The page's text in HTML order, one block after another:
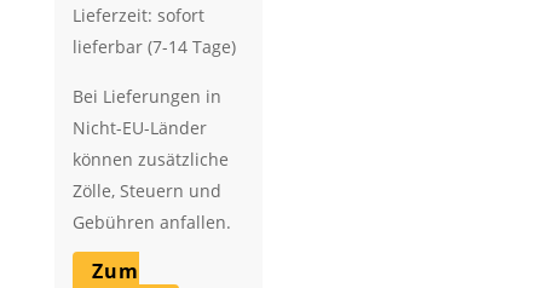
Lieferzeit: sofort
lieferbar (7-14 Tage)
Bei Lieferungen in
Nicht-EU-Länder
können zusätzliche
Zölle, Steuern und
Gebühren anfallen.
Zum